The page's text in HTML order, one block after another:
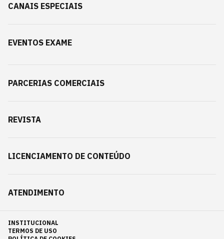
CANAIS ESPECIAIS
EVENTOS EXAME
PARCERIAS COMERCIAIS
REVISTA
LICENCIAMENTO DE CONTEÚDO
ATENDIMENTO
INSTITUCIONAL
TERMOS DE USO